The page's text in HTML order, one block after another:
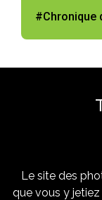
#Chronique
Le site des
que vous y